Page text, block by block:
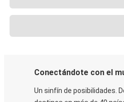
Conectándote con el
Un sinfín de posibilidades.